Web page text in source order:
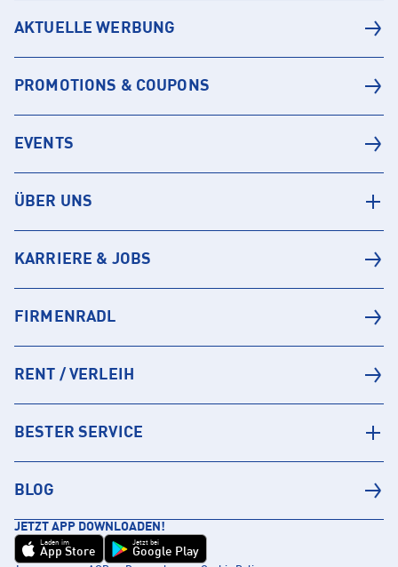
AKTUELLE WERBUNG
PROMOTIONS & COUPONS
EVENTS
ÜBER UNS
KARRIERE & JOBS
FIRMENRADL
RENT / VERLEIH
BESTER SERVICE
BLOG
JETZT APP DOWNLOADEN!
Laden im
App Store
Jetzt bei
Google Play